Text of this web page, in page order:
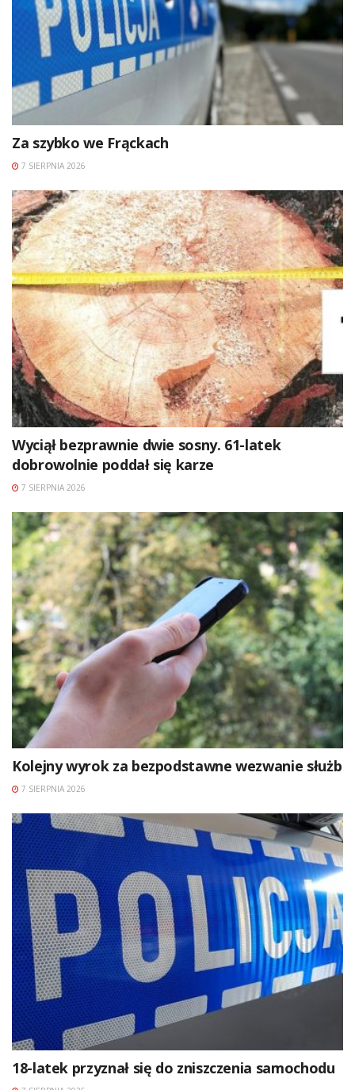
Za szybko we Frąckach
7 SIERPNIA 2026
Wyciął bezprawnie dwie sosny. 61-latek
dobrowolnie poddał się karze
7 SIERPNIA 2026
Kolejny wyrok za bezpodstawne wezwanie służb
7 SIERPNIA 2026
18-latek przyznał się do zniszczenia samochodu